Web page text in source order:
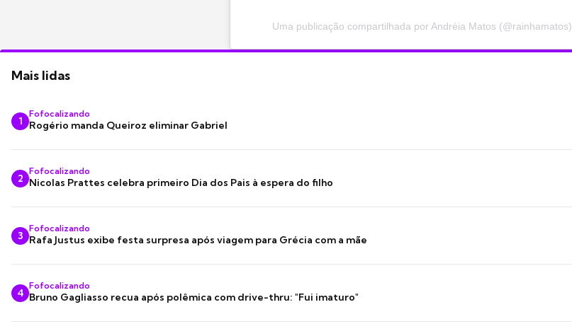
Uma publicação compartilhada por Andréia Matos (@rainhamatos)
Mais lidas
1
Fofocalizando
Rogério manda Queiroz eliminar Gabriel
2
Fofocalizando
Nicolas Prattes celebra primeiro Dia dos Pais à espera do filho
3
Fofocalizando
Rafa Justus exibe festa surpresa após viagem para Grécia com a mãe
4
Fofocalizando
Bruno Gagliasso recua após polêmica com drive-thru: "Fui imaturo"